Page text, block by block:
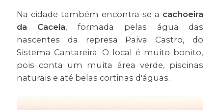
Na cidade também encontra-se a cachoeira
da Caceia, formada pelas água das
nascentes da represa Paiva Castro, do
Sistema Cantareira. O local é muito bonito,
pois conta um muita área verde, piscinas
naturais e até belas cortinas d'águas.